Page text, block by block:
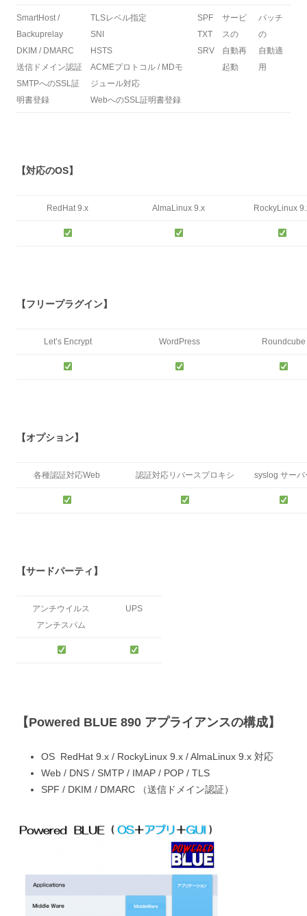
SmartHost /
Backuprelay
DKIM / DMARC
送信ドメイン認証
SMTPへのSSL証
明書登録
TLSレベル指定
SNI
HSTS
ACMEプロトコル / MDモ
ジュール対応
WebへのSSL証明書登録
SPF
TXT
SRV
サービ
スの
自動再
起動
パッチ
の
自動適
用
【対応のOS】
RedHat 9.x AlmaLinux 9.x RockyLinux
【フリープラグイン】
Let’s Encrypt WordPress Roundcube
【オプション】
各種認証対応Web 認証対応リバースプロキシ syslog サーバ
【サードパーティ】
アンチウイルス
アンチスパム
UPS
【Powered BLUE 890 アプライアンスの構成】
OS RedHat 9.x / RockyLinux 9.x / AlmaLinux 9.x 対応
Web / DNS / SMTP / IMAP / POP / TLS
SPF / DKIM / DMARC （送信ドメイン認証）